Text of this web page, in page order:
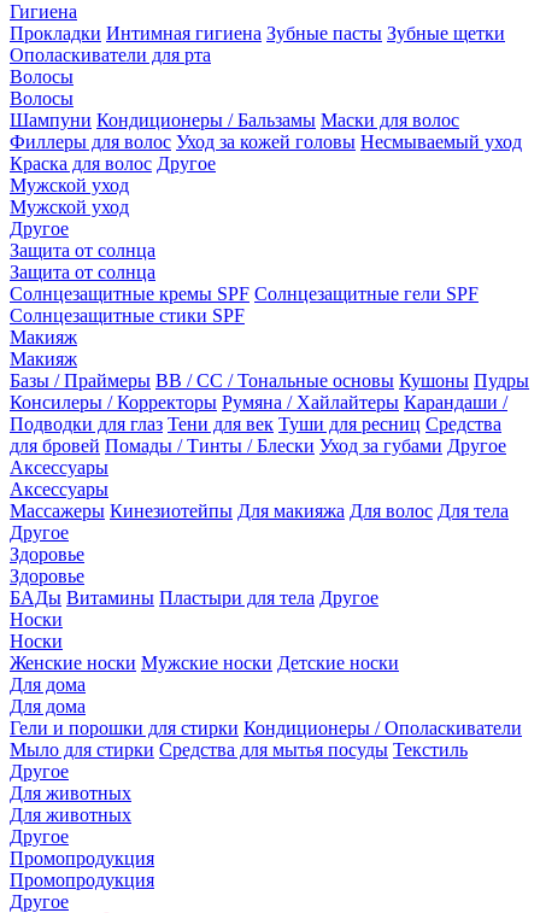
Гигиена
Прокладки Интимная гигиена Зубные пасты Зубные щетки
Ополаскиватели для рта
Волосы
Волосы
Шампуни Кондиционеры / Бальзамы Маски для волос
Филлеры для волос Уход за кожей головы Несмываемый уход
Краска для волос Другое
Мужской уход
Мужской уход
Другое
Защита от солнца
Защита от солнца
Солнцезащитные кремы SPF Солнцезащитные гели SPF
Солнцезащитные стики SPF
Макияж
Макияж
Базы / Праймеры BB / CC / Тональные основы Кушоны Пудры
Консилеры / Корректоры Румяна / Хайлайтеры Карандаши /
Подводки для глаз Тени для век Туши для ресниц Средства
для бровей Помады / Тинты / Блески Уход за губами Другое
Аксессуары
Аксессуары
Массажеры Кинезиотейпы Для макияжа Для волос Для тела
Другое
Здоровье
Здоровье
БАДы Витамины Пластыри для тела Другое
Носки
Носки
Женские носки Мужские носки Детские носки
Для дома
Для дома
Гели и порошки для стирки Кондиционеры / Ополаскиватели
Мыло для стирки Средства для мытья посуды Текстиль
Другое
Для животных
Для животных
Другое
Промопродукция
Промопродукция
Другое